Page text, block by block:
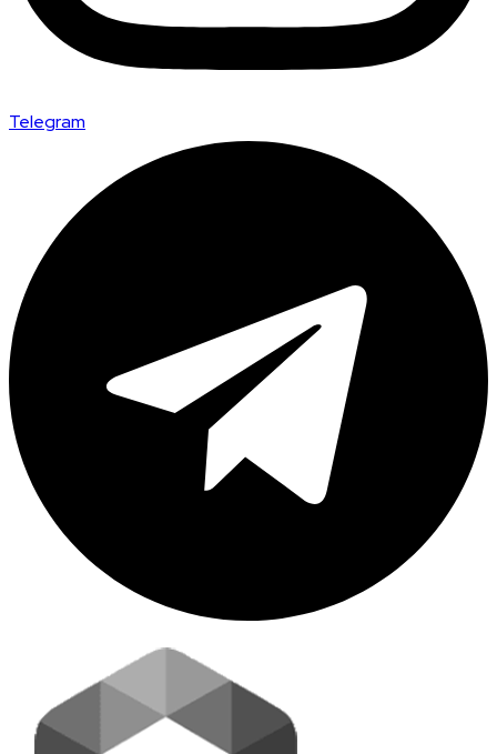
Telegram